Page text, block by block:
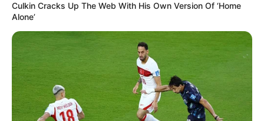
Culkin Cracks Up The Web With His Own Version Of ‘Home
Alone’